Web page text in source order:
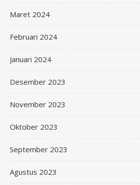
Maret 2024
Februari 2024
Januari 2024
Desember 2023
November 2023
Oktober 2023
September 2023
Agustus 2023